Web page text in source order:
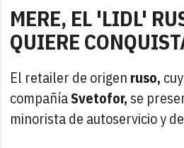
MERE, EL 'LIDL'
QUIERE
El retailer de origen ruso,
compañíaSvetofor, se
minorista de autoservicio y